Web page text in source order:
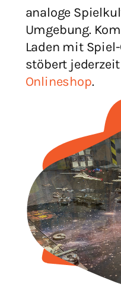
analoge
Umgebung.
Laden mit
stöbert
Onlineshop.